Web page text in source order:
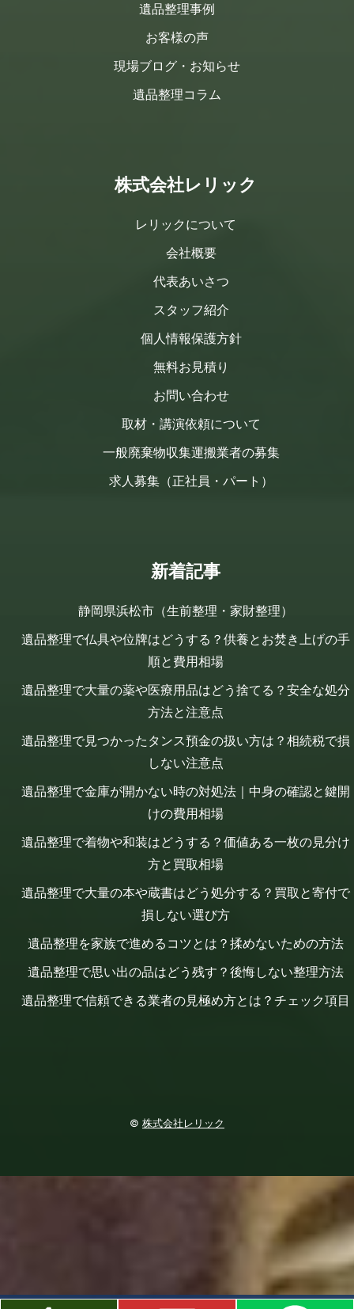
遺品整理事例
お客様の声
現場ブログ・お知らせ
遺品整理コラム
株式会社レリック
レリックについて
会社概要
代表あいさつ
スタッフ紹介
個人情報保護方針
無料お見積り
お問い合わせ
取材・講演依頼について
一般廃棄物収集運搬業者の募集
求人募集（正社員・パート）
新着記事
静岡県浜松市（生前整理・家財整理）
遺品整理で仏具や位牌はどうする？供養とお焚き上げの手
順と費用相場
遺品整理で大量の薬や医療用品はどう捨てる？安全な処分
方法と注意点
遺品整理で見つかったタンス預金の扱い方は？相続税で損
しない注意点
遺品整理で金庫が開かない時の対処法｜中身の確認と鍵開
けの費用相場
遺品整理で着物や和装はどうする？価値ある一枚の見分け
方と買取相場
遺品整理で大量の本や蔵書はどう処分する？買取と寄付で
損しない選び方
遺品整理を家族で進めるコツとは？揉めないための方法
遺品整理で思い出の品はどう残す？後悔しない整理方法
遺品整理で信頼できる業者の見極め方とは？チェック項目
© 株式会社レリック